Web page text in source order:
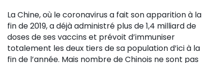
La Chine, où le coronavirus a fait son apparition à la
fin de 2019, a déjà administré plus de 1,4 milliard de
doses de ses vaccins et prévoit d’immuniser
totalement les deux tiers de sa population d’ici à la
fin de l’année. Mais nombre de Chinois ne sont pas